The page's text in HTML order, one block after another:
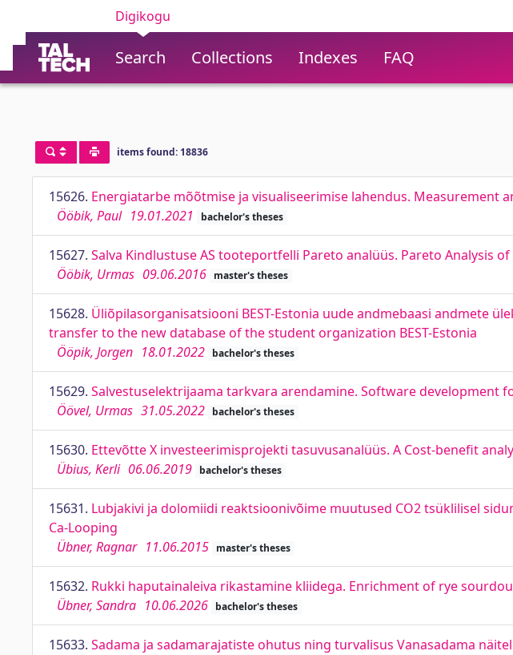
Digikogu
Search Collections Indexes FAQ
items found: 18836
15626. Energiatarbe mõõtmise ja visualiseerimise lahendus. Measurement
Ööbik, Paul 19.01.2021 bachelor's theses
15627. Salva Kindlustuse AS tooteportfelli Pareto analüüs. Pareto Analysis
Ööbik, Urmas 09.06.2016 master's theses
15628. Üliõpilasorganisatsiooni BEST-Estonia uude andmebaasi andmete
transfer to the new database of the student organization BEST-Estonia
Ööpik, Jorgen 18.01.2022 bachelor's theses
15629. Salvestuselektrijaama tarkvara arendamine. Software development
Öövel, Urmas 31.05.2022 bachelor's theses
15630. Ettevõtte X investeerimisprojekti tasuvusanalüüs. A Cost-benefit
Übius, Kerli 06.06.2019 bachelor's theses
15631. Lubjakivi ja dolomiidi reaktsioonivõime muutused CO2 tsüklilisel
Ca-Looping
Übner, Ragnar 11.06.2015 master's theses
15632. Rukki haputainaleiva rikastamine kliidega. Enrichment of rye
Übner, Sandra 10.06.2026 bachelor's theses
15633. Sadama ja sadamarajatiste ohutus ning turvalisus Vanasadama